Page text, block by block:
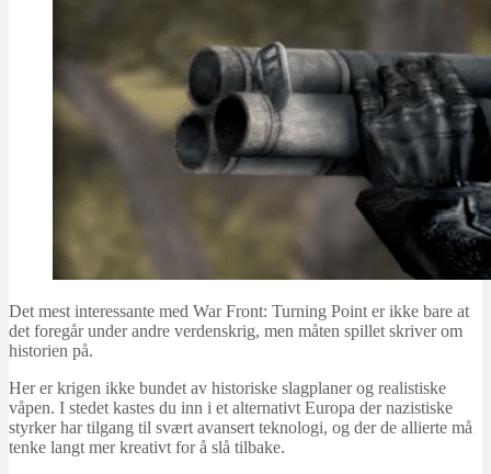
Det mest interessante med War Front: Turning Point er ikke bare at
det foregår under andre verdenskrig, men måten spillet skriver om
historien på.
Her er krigen ikke bundet av historiske slagplaner og realistiske
våpen. I stedet kastes du inn i et alternativt Europa der nazistiske
styrker har tilgang til svært avansert teknologi, og der de allierte må
tenke langt mer kreativt for å slå tilbake.